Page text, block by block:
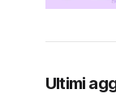
Ultimi